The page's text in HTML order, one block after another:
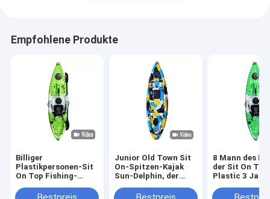
Empfohlene Produkte
Billiger
Plastikpersonen-Sit
On Top Fishing-
kajak-Ozean-1
Junior Old Town Sit
On-Spitzen-Kajak
Sun-Delphin, der
fischt
8 Mann des
der Sit On Top
Plastic 3
Schichten